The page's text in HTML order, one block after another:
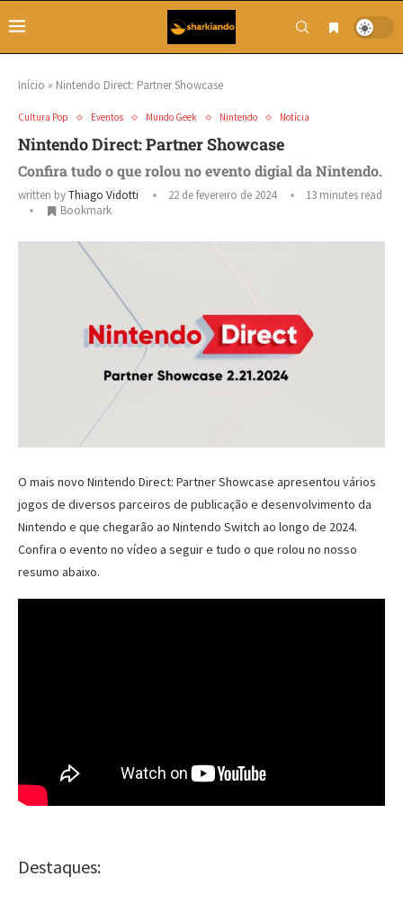
Início » Nintendo Direct: Partner Showcase
Cultura Pop Eventos Mundo Geek Nintendo Notícia
Nintendo Direct: Partner Showcase
Confira tudo o que rolou no evento digial da Nintendo.
written byThiago Vidotti 22 de fevereiro de 2024
13 minutes read
Bookmark
O mais novo Nintendo Direct: Partner Showcase apresentou vários
jogos de diversos parceiros de publicação e desenvolvimento da
Nintendo e que chegarão ao Nintendo Switch ao longo de 2024.
Confira o evento no vídeo a seguir e tudo o que rolou no nosso
resumo abaixo.
Destaques: